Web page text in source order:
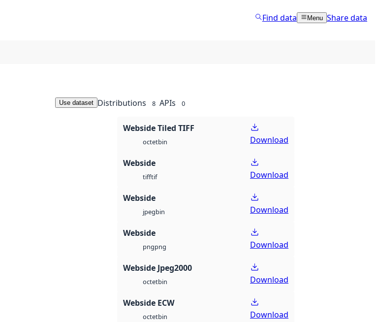
Find data Menu Share data
Use dataset Distributions 8 APIs 0
Webside Tiled TIFF
octetbin Download
Webside
tifftif Download
Webside
jpegbin Download
Webside
pngpng Download
Webside Jpeg2000
octetbin Download
Webside ECW
octetbin Download